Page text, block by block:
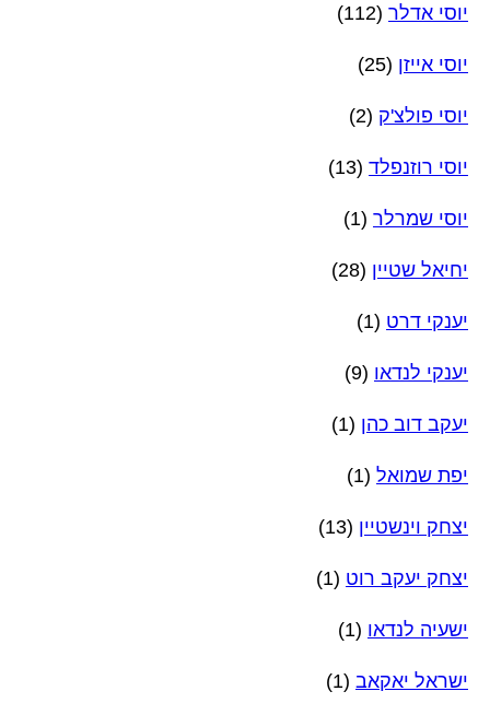
יוסי אדלר (112)
יוסי אייזן (25)
יוסי פולצ'ק (2)
יוסי רוזנפלד (13)
יוסי שמרלר (1)
יחיאל שטיין (28)
יענקי דרט (1)
יענקי לנדאו (9)
יעקב דוב כהן (1)
יפת שמואל (1)
יצחק וינשטיין (13)
יצחק יעקב רוט (1)
ישעיה לנדאו (1)
ישראל יאקאב (1)